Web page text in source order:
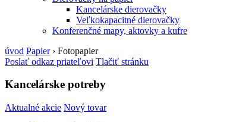
Kancelárske dierovačky
Veľkokapacitné dierovačky
Konferenčné mapy, aktovky a kufre
úvod Papier› Fotopapier
Poslať odkaz priateľovi Tlačiť stránku
Kancelárske potreby
Aktualné akcie Nový tovar